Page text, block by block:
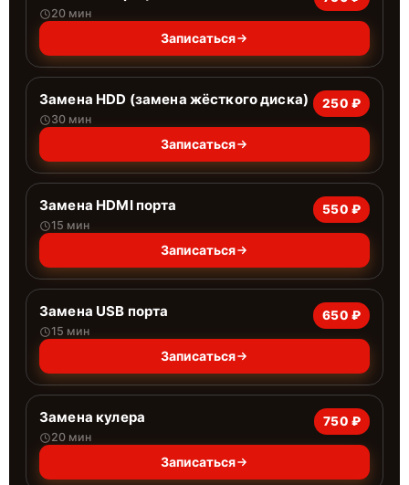
20 мин
Записаться
Замена HDD (замена жёсткого диска)
30 мин
250 ₽
Записаться
Замена HDMI порта
15 мин
550 ₽
Записаться
Замена USB порта
15 мин
650 ₽
Записаться
Замена кулера
20 мин
750 ₽
Записаться